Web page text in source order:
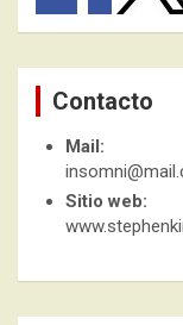
Contacto
Mail:
Sitio web: